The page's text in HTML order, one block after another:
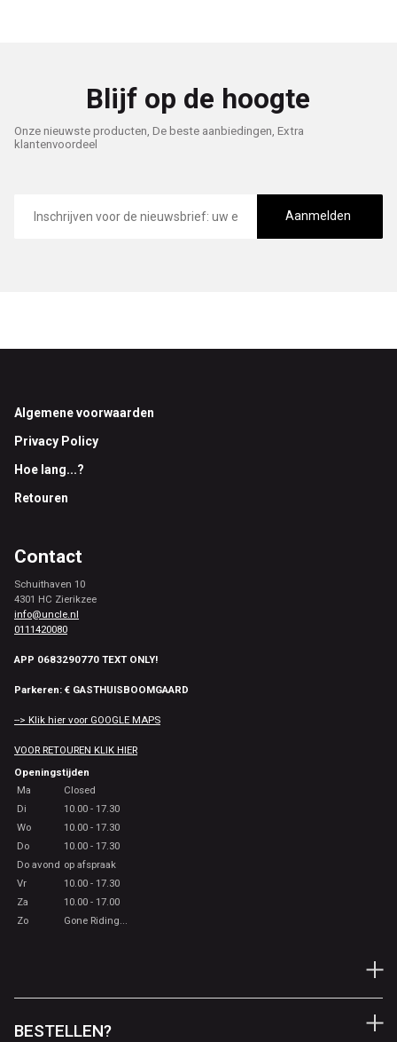
Blijf op de hoogte
Onze nieuwste producten, De beste aanbiedingen, Extra
klantenvoordeel
mailadres
Aanmelden
Footer
Algemene voorwaarden
Privacy Policy
Hoe lang...?
Retouren
Contact
Schuithaven 10
4301 HC Zierikzee
info@uncle.nl
0111420080
APP 0683290770 TEXT ONLY!
Parkeren: € GASTHUISBOOMGAARD
--> Klik hier voor GOOGLE MAPS
VOOR RETOUREN KLIK HIER
Openingstijden
Ma
Closed
Di
10.00 - 17.30
Wo
10.00 - 17.30
Do
10.00 - 17.30
Do avond op afspraak
Vr
10.00 - 17.30
Za
10.00 - 17.00
Zo
Gone Riding...
BESTELLEN?